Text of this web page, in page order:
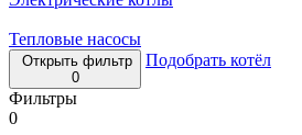
Тепловые насосы
Открыть фильтр
0
Подобрать котёл
Фильтры
0